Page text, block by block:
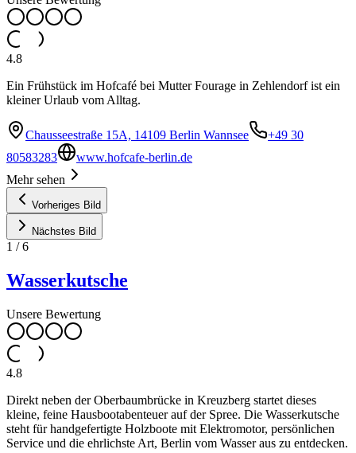
4.8
Ein Frühstück im Hofcafé bei Mutter Fourage in Zehlendorf ist ein
kleiner Urlaub vom Alltag.
Chausseestraße 15A, 14109 Berlin Wannsee
+49 30
80583283
www.hofcafe-berlin.de
Mehr sehen
Vorheriges Bild
Nächstes Bild
1 /6
Wasserkutsche
Unsere Bewertung
4.8
Direkt neben der Oberbaumbrücke in Kreuzberg startet dieses
kleine, feine Hausbootabenteuer auf der Spree. Die Wasserkutsche
steht für handgefertigte Holzboote mit Elektromotor, persönlichen
Service und die ehrlichste Art, Berlin vom Wasser aus zu entdecken.